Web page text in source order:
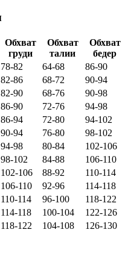
Обхват
груди
Обхват
талии
Обхват
бедер
78-82 64-68
86-90
82-86 68-72
90-94
82-90 68-76
90-98
86-90 72-76
94-98
86-94 72-80
94-102
90-94 76-80
98-102
94-98 80-84
102-106
98-102 84-88
106-110
102-106 88-92
110-114
106-110 92-96
114-118
110-114 96-100
118-122
114-118 100-104
122-126
118-122 104-108 126-130